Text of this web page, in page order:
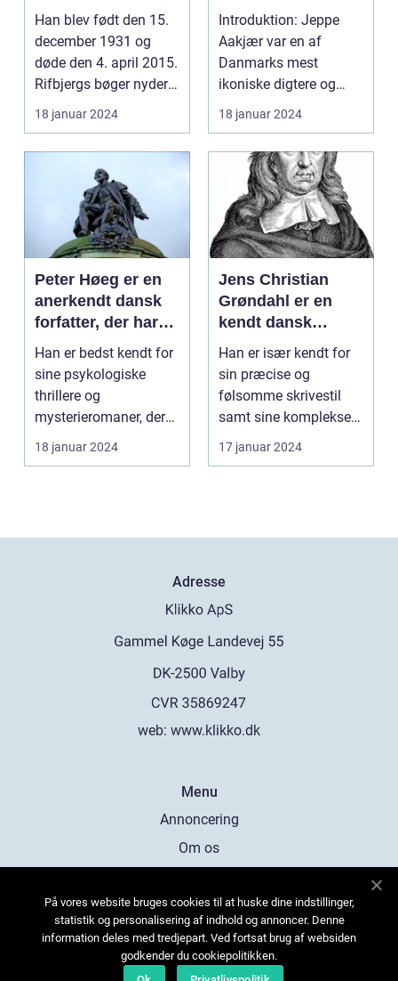
betydningsfulde
forfattere og
lyrikere
Han blev født den 15.
december 1931 og
døde den 4. april 2015.
Rifbjergs bøger nyder
stor anerkendel...
18 januar 2024
Dansk Kulturarv
og Poetisk
Skønhed
Introduktion: Jeppe
Aakjær var en af
Danmarks mest
ikoniske digtere og
komponister og er især
kendt ...
18 januar 2024
Peter Høeg er en
anerkendt dansk
forfatter, der har
skrevet adskillige
bøger inden for
forskellige genrer
og stilarter
Han er bedst kendt for
sine psykologiske
thrillere og
mysterieromaner, der
ofte kombinerer
spænding ...
18 januar 2024
Jens Christian
Grøndahl er en
kendt dansk
forfatter, der har
skrevet en række
populære bøger
Han er især kendt for
sin præcise og
følsomme skrivestil
samt sine komplekse
karakterer og
tematikke...
17 januar 2024
Adresse
web: www.klikko.dk
Menu
Annoncering
Om os
Kontakt os
Sitemap
På vores website bruges cookies til at huske dine indstillinger,
statistik og personalisering af indhold og annoncer. Denne
information deles med tredjepart. Ved fortsat brug af websiden
godkender du cookiepolitikken.